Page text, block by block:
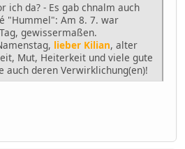
ich da? - Es gab chnalm auch
"Hummel": Am 8. 7. war
gewissermaßen.
lieber Kilian, alter
Mut, Heiterkeit und viele gute
auch deren Verwirklichung(en)!